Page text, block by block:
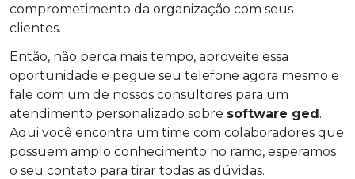
comprometimento da organização com seus
clientes.
Então, não perca mais tempo, aproveite essa
oportunidade e pegue seu telefone agora mesmo e
fale com um de nossos consultores para um
atendimento personalizado sobre software ged.
Aqui você encontra um time com colaboradores que
possuem amplo conhecimento no ramo, esperamos
o seu contato para tirar todas as dúvidas.